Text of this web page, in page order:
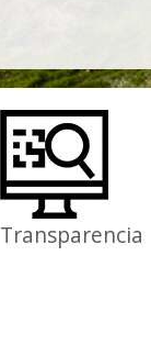
Transparencia